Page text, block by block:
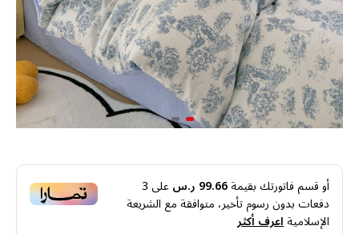
أو قسم فاتورتك بقيمة99.66 ر.س على3
دفعات بدون رسوم تأخير، متوافقة مع الشريعة
الإسلاميةاعرف أكثر